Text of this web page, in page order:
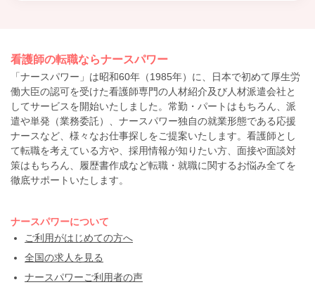
看護師の転職ならナースパワー
「ナースパワー」は昭和60年（1985年）に、日本で初めて厚生労
働大臣の認可を受けた看護師専門の人材紹介及び人材派遣会社と
してサービスを開始いたしました。常勤・パートはもちろん、派
遣や単発（業務委託）、ナースパワー独自の就業形態である応援
ナースなど、様々なお仕事探しをご提案いたします。看護師とし
て転職を考えている方や、採用情報が知りたい方、面接や面談対
策はもちろん、履歴書作成など転職・就職に関するお悩み全てを
徹底サポートいたします。
ナースパワーについて
ご利用がはじめての方へ
全国の求人を見る
ナースパワーご利用者の声